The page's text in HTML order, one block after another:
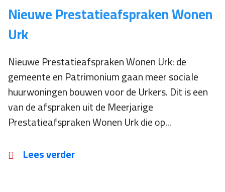
Nieuwe Prestatieafspraken Wonen
Urk
Nieuwe Prestatieafspraken Wonen Urk: de
gemeente en Patrimonium gaan meer sociale
huurwoningen bouwen voor de Urkers. Dit is een
van de afspraken uit de Meerjarige
Prestatieafspraken Wonen Urk die op...
Lees verder